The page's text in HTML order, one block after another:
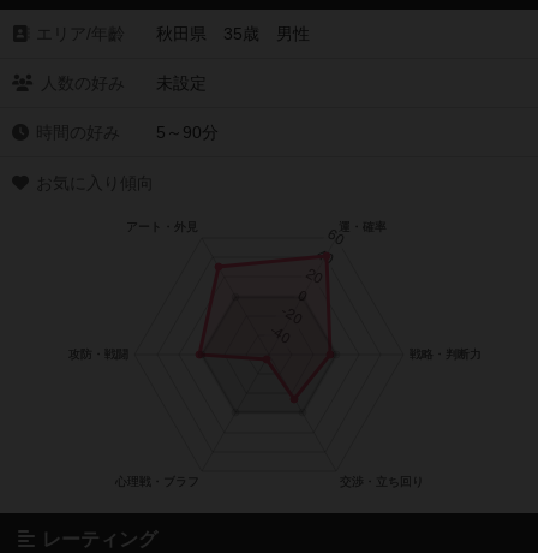
秋田県 35歳 男性
未設定
5～90分
レーティング